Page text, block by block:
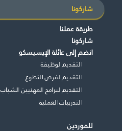
شاركونا
طريقة عملنا
شاركونا
انضم إلى عائلة الإيسيسكو
التقديم لوظيفة
التقديم لفرص التطوع
التقديم لبرامج المهنيين الشباب
التدريبات العملية
للموردين